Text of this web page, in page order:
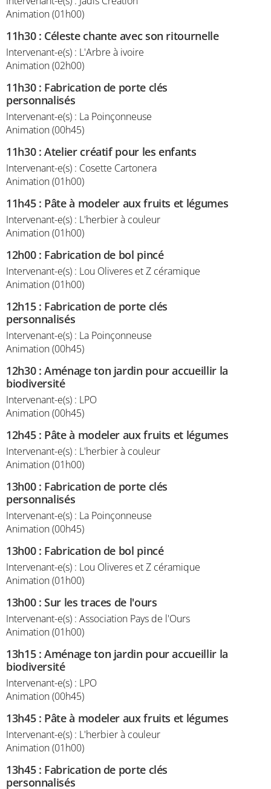
Animation (01h00)
11h30: Céleste chante avec son ritournelle
Intervenant-e(s) : L'Arbre à ivoire
Animation (02h00)
11h30: Fabrication de porte clés
personnalisés
Intervenant-e(s) : La Poinçonneuse
Animation (00h45)
11h30:Atelier créatif pour les enfants
Intervenant-e(s) : Cosette Cartonera
Animation (01h00)
11h45: Pâte à modeler aux fruits et légumes
Intervenant-e(s) : L'herbier à couleur
Animation (01h00)
12h00: Fabrication de bol pincé
Intervenant-e(s) : Lou Oliveres et Z céramique
Animation (01h00)
12h15: Fabrication de porte clés
personnalisés
Intervenant-e(s) : La Poinçonneuse
Animation (00h45)
12h30:Aménage ton jardin pour accueillir la
biodiversité
Intervenant-e(s) : LPO
Animation (00h45)
12h45: Pâte à modeler aux fruits et légumes
Intervenant-e(s) : L'herbier à couleur
Animation (01h00)
13h00: Fabrication de porte clés
personnalisés
Intervenant-e(s) : La Poinçonneuse
Animation (00h45)
13h00: Fabrication de bol pincé
Intervenant-e(s) : Lou Oliveres et Z céramique
Animation (01h00)
13h00:Sur les traces de l'ours
Intervenant-e(s) : Association Pays de l'Ours
Animation (01h00)
13h15:Aménage ton jardin pour accueillir la
biodiversité
Intervenant-e(s) : LPO
Animation (00h45)
13h45: Pâte à modeler aux fruits et légumes
Intervenant-e(s) : L'herbier à couleur
Animation (01h00)
13h45: Fabrication de porte clés
personnalisés